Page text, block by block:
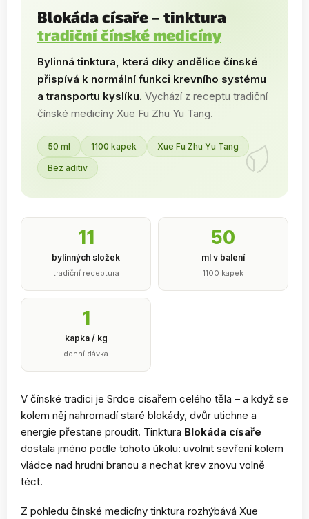
Blokáda císaře – tinktura
tradiční čínské medicíny
Bylinná tinktura, která díky andělice čínské
přispívá k normální funkci krevního systému
a transportu kyslíku. Vychází z receptu tradiční
čínské medicíny Xue Fu Zhu Yu Tang.
50 ml 1100 kapek Xue Fu Zhu Yu Tang
Bez aditiv
11
bylinných složek
tradiční receptura
50
ml v balení
1100 kapek
1
kapka / kg
denní dávka
V čínské tradici je Srdce císařem celého těla – a když se
kolem něj nahromadí staré blokády, dvůr utichne a
energie přestane proudit. Tinktura Blokáda císaře
dostala jméno podle tohoto úkolu: uvolnit sevření kolem
vládce nad hrudní branou a nechat krev znovu volně
téct.
Z pohledu čínské medicíny tinktura rozhýbává Xue